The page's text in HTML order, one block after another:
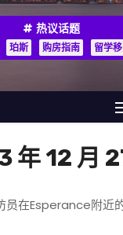
热议话题
珀斯 购房指南 留学
年 12 月
员在Esperance附近